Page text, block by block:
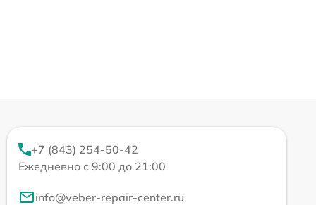
+7 (843) 254-50-42
Ежедневно с 9:00 до 21:00
info@veber-repair-center.ru